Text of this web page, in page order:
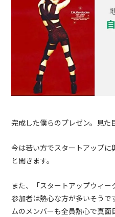
完成した僕らのプレゼン。見た
今は若い方でスタートアップに
と聞きます。
また、「スタートアップウィ
参加者は熱心な方が多いそう
ムのメンバーも全員熱心で真面